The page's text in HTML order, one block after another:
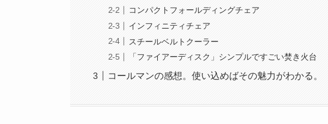
コンパクトフォールディングチェア
インフィニティチェア
スチールベルトクーラー
「ファイアーディスク」シンプルですごい焚き火台
コールマンの感想。使い込めばその魅力がわかる。